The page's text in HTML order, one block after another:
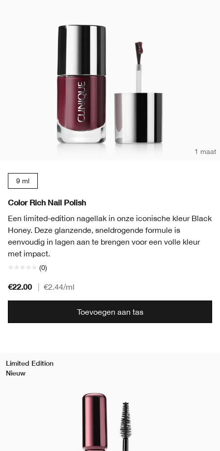
1 maat
9 ml
Color Rich Nail Polish
Een limited-edition nagellak in onze iconische kleur Black
Honey. Deze glanzende, sneldrogende formule is
eenvoudig in lagen aan te brengen voor een volle kleur
met impact.
(0)
€22.00 €2.44/ml
Toevoegen aan tas
Limited Edition
Nieuw